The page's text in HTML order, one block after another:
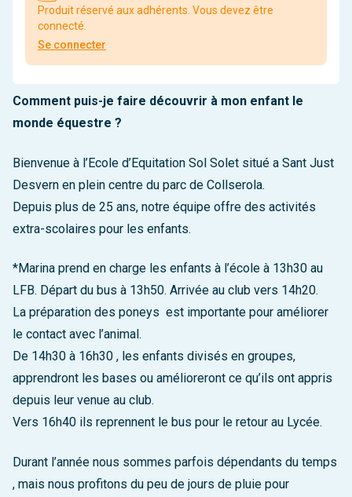
Produit réservé aux adhérents. Vous devez être
connecté.
Se connecter
Comment puis-je faire découvrir à mon enfant le
monde équestre ?
Bienvenue à l’Ecole d’Equitation Sol Solet situé a Sant Just
Desvern en plein centre du parc de Collserola.
Depuis plus de 25 ans, notre équipe offre des activités
extra-scolaires pour les enfants.
*Marina prend en charge les enfants à l’école à 13h30 au
LFB. Départ du bus à 13h50. Arrivée au club vers 14h20.
La préparation des poneys est importante pour améliorer
le contact avec l’animal.
De 14h30 à 16h30 , les enfants divisés en groupes,
apprendront les bases ou amélioreront ce qu’ils ont appris
depuis leur venue au club.
Vers 16h40 ils reprennent le bus pour le retour au Lycée.
Durant l’année nous sommes parfois dépendants du temps
, mais nous profitons du peu de jours de pluie pour